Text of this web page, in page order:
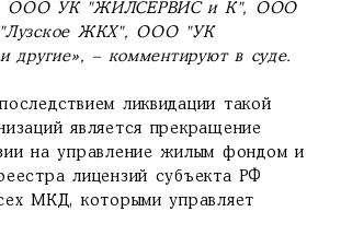
ООО УК "ЖИЛСЕРВИС и К", ООО
ЖКХ", ООО "УК
другие», – комментируют в суде.
ликвидации такой
является прекращение
на управление жилым фондом и
лицензий субъекта РФ
МКД, которыми управляет